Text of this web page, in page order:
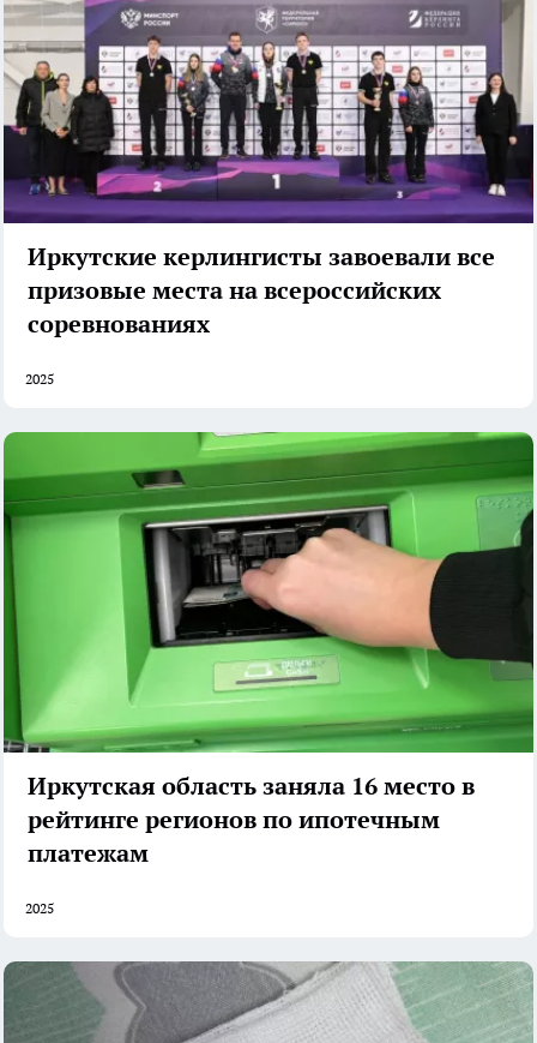
Иркутские керлингисты завоевали все
призовые места на всероссийских
соревнованиях
2025
Иркутская область заняла 16 место в
рейтинге регионов по ипотечным
платежам
2025